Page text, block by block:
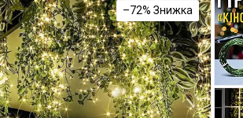
–72%